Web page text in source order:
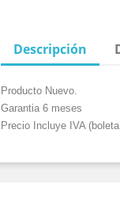
Descripción
Producto Nuevo.
Garantia 6 meses
Precio Incluye IVA